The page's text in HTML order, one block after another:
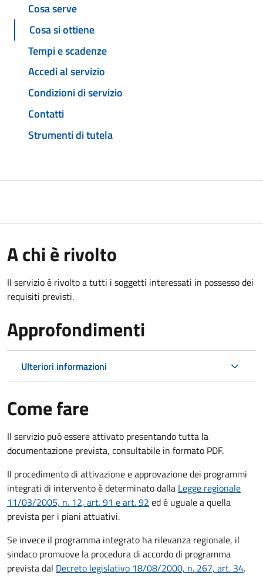
Cosa serve
Cosa si ottiene
Tempi e scadenze
Accedi al servizio
Condizioni di servizio
Contatti
Strumenti di tutela
A chi è rivolto
Il servizio è rivolto a tutti i soggetti interessati in possesso dei
requisiti previsti.
Approfondimenti
Ulteriori informazioni
Come fare
Il servizio può essere attivato presentando tutta la
documentazione prevista, consultabile in formato PDF.
Il procedimento di attivazione e approvazione dei programmi
integrati di intervento è determinato dalla Legge regionale
11/03/2005, n. 12, art. 91 e art. 92 ed è uguale a quella
prevista per i piani attuativi.
Se invece il programma integrato ha rilevanza regionale, il
sindaco promuove la procedura di accordo di programma
prevista dal Decreto legislativo 18/08/2000, n. 267, art. 34.